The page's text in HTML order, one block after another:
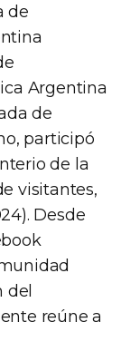
de
Argentina
de
participó
de la
visitantes,
Desde
del
reúne a